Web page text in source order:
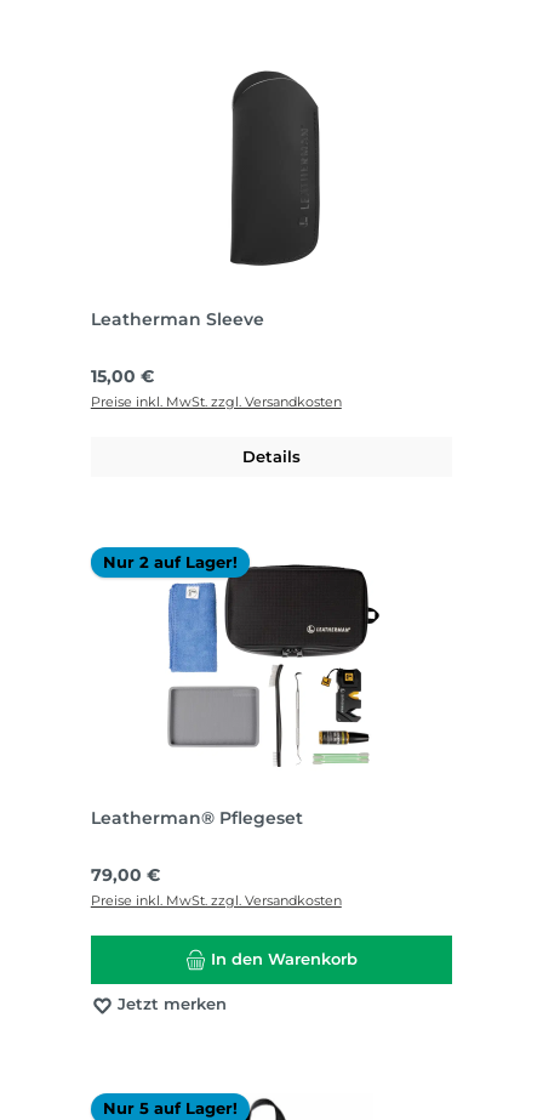
Leatherman Sleeve
Regulärer Preis:
15,00 €
Preise inkl. MwSt. zzgl. Versandkosten
Details
Nur 2 auf Lager!
Leatherman® Pflegeset
Regulärer Preis:
79,00 €
Preise inkl. MwSt. zzgl. Versandkosten
In den Warenkorb
Jetzt merken
Nur 5 auf Lager!